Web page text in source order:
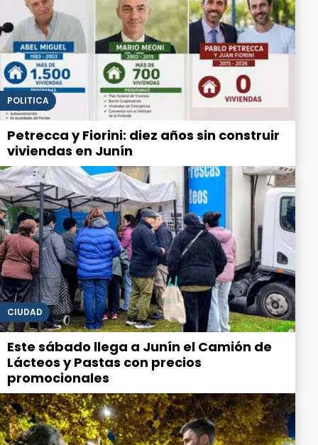
POLITICA
Petrecca y Fiorini: diez años sin construir
viviendas en Junín
CIUDAD
Este sábado llega a Junín el Camión de
Lácteos y Pastas con precios
promocionales